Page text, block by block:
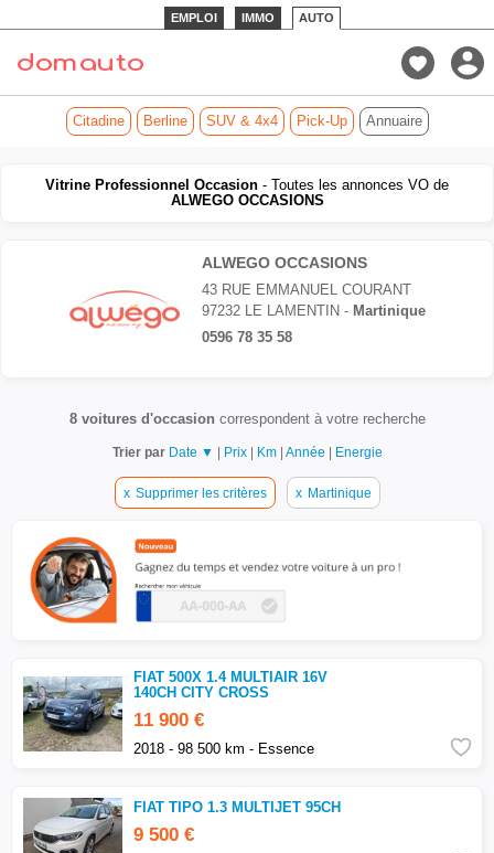
EMPLOI IMMO AUTO
Citadine Berline SUV & 4x4 Pick-Up Annuaire
Vitrine Professionnel Occasion - Toutes les annonces VO de
ALWEGO OCCASIONS
ALWEGO OCCASIONS
43 RUE EMMANUEL COURANT
97232 LE LAMENTIN - Martinique
0596 78 35 58
8 voitures d'occasion correspondent à votre recherche
Trier par Date ▼ | Prix | Km | Année | Energie
x Supprimer les critères x Martinique
FIAT 500X 1.4 MULTIAIR 16V
140CH CITY CROSS
11 900 €
2018 - 98 500 km - Essence
FIAT TIPO 1.3 MULTIJET 95CH
9 500 €